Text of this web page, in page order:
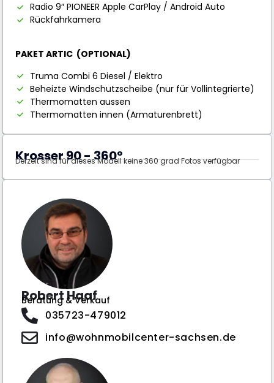
Radio 9″ PIONEER Apple CarPlay / Android Auto
Rückfahrkamera
PAKET ARTIC (OPTIONAL)
Truma Combi 6 Diesel / Elektro
Beheizte Windschutzscheibe (nur für Vollintegrierte)
Thermomatten aussen
Thermomatten innen (Armaturenbrett)
Krosser 90 - 360°
Derzeit sind für dieses Modell keine 360 grad Fotos verfügbar
Robert Haaf
Beratung & Verkauf
035723-479012
info@wohnmobilcenter-sachsen.de